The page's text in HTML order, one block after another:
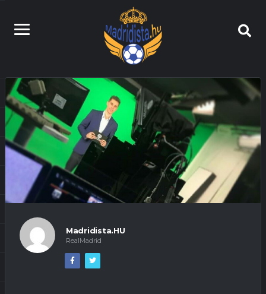
Madridista.HU
RealMadrid